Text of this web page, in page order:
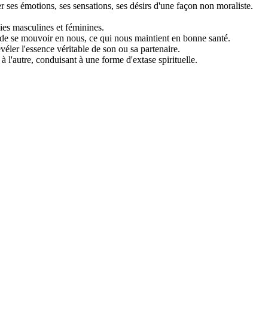
émotions, ses sensations, ses désirs d'une façon non moraliste.
masculines et féminines.
se mouvoir en nous, ce qui nous maintient en bonne santé.
l'essence véritable de son ou sa partenaire.
l'autre, conduisant à une forme d'extase spirituelle.